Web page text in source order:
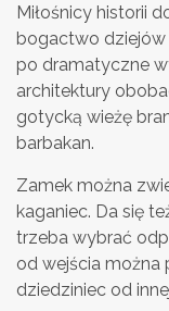
Miłośnicy historii
bogactwo dziejów
po dramatyczne
architektury
gotycką wieżę
barbakan.
Zamek można
kaganiec. Da się
trzeba wybrać
od wejścia można
dziedziniec od